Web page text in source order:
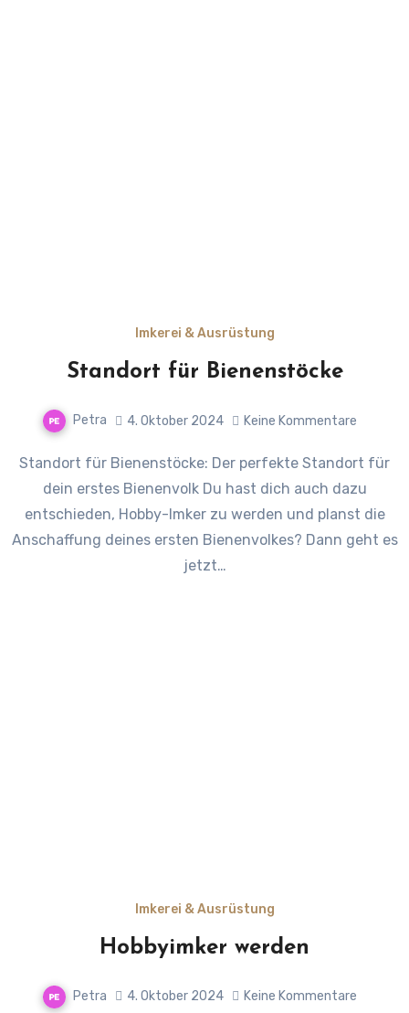
Imkerei & Ausrüstung
Standort für Bienenstöcke
Petra 4. Oktober 2024 Keine Kommentare
Standort für Bienenstöcke: Der perfekte Standort für
dein erstes Bienenvolk Du hast dich auch dazu
entschieden, Hobby-Imker zu werden und planst die
Anschaffung deines ersten Bienenvolkes? Dann geht es
jetzt…
Imkerei & Ausrüstung
Hobbyimker werden
Petra 4. Oktober 2024 Keine Kommentare